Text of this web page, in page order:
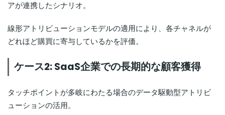
アが連携したシナリオ。
線形アトリビューションモデルの適用により、各チャネルが
どれほど購買に寄与しているかを評価。
ケース2: SaaS企業での長期的な顧客獲得
タッチポイントが多岐にわたる場合のデータ駆動型アトリビ
ューションの活用。